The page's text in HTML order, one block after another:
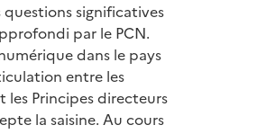
questions significatives
par le PCN.
dans le pays
entre les
Principes directeurs
la saisine. Au cours